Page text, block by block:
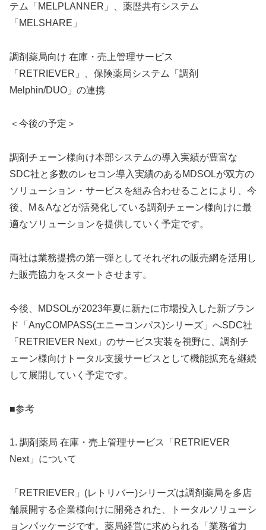
テム「MELPLANNER」、薬歴共有システム
「MELSHARE」
調剤薬局向け 在庫・売上管理サービス
「RETRIEVER」、保険薬局システム「調剤
Melphin/DUO」の連携
＜今後の予定＞
調剤チェーン様向け本部システムの導入実績が豊富な
SDC社と多数のレセコン導入実績のあるMDSOLが双方の
ソリューション・サービスを組み合わせることにより、今
後、M＆Aなどが活発化している調剤チェーン様向けに最
適なソリューションを提供していく予定です。
両社は業務提携の第一弾としてそれぞれの販売網を活用し
た販売協力をスタートさせます。
今後、MDSOLが2023年夏に新たに市場投入した新ブラン
ド「AnyCOMPASS(エニーコンパス)シリーズ」へSDC社
「RETRIEVER Next」のサービス実装を視野に、調剤チ
ェーン様向けトータル支援サービスとして機能拡充を継続
して展開していく予定です。
■参考
1. 調剤薬局 在庫・売上管理サービス「RETRIEVER
Next」について
「RETRIEVER」(レトリバー)シリーズは調剤薬局を多店
舗展開する企業様向けに開発された、トータルソリューシ
ョンパッケージです。薬局経営に求められる「業務省力